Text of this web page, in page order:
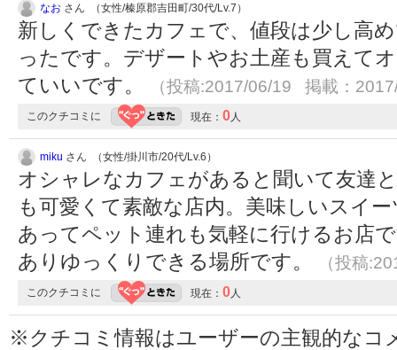
なお さん （女性/榛原郡吉田町/30代/Lv.7）
新しくできたカフェで、値段は少し高
ったです。デザートやお土産も買えて
ていいです。
（投稿:2017/06/19 掲載：
このクチコミに 現在： 0人
miku さん （女性/掛川市/20代/Lv.6）
オシャレなカフェがあると聞いて友達
も可愛くて素敵な店内。美味しいスイ
あってペット連れも気軽に行けるお店
ありゆっくりできる場所です。
（投稿
このクチコミに 現在： 0人
※クチコミ情報はユーザーの主観的なコ